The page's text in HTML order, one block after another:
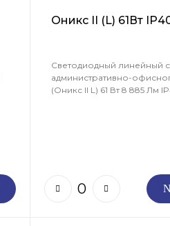
Оникс II (L) 61Вт
Светодиодный линейный
административно-
(Оникс II L) 61 Вт 8 885 Лм